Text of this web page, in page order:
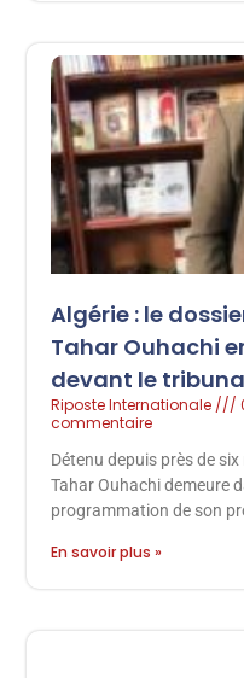
Algérie : le
Tahar Ouhachi
devant le
Riposte Internationale
commentaire
Détenu depuis près de
Tahar Ouhachi demeure
programmation de son
En savoir plus »